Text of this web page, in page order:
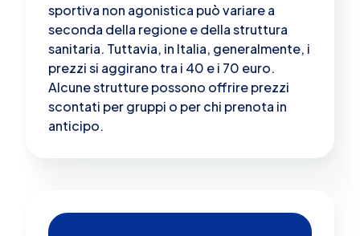
sportiva non agonistica può variare a
seconda della regione e della struttura
sanitaria. Tuttavia, in Italia, generalmente, i
prezzi si aggirano tra i 40 e i 70 euro.
Alcune strutture possono offrire prezzi
scontati per gruppi o per chi prenota in
anticipo.